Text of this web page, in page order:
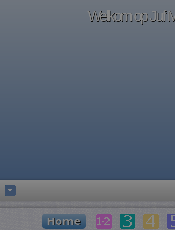
Welkom op Juf